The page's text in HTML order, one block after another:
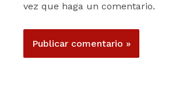
vez que haga un comentario.